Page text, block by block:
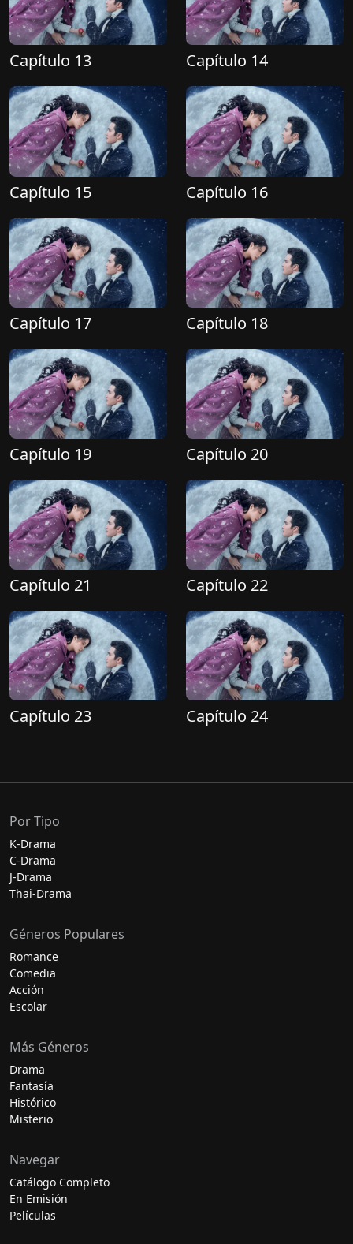
Capítulo 13 Capítulo 14
Capítulo 15 Capítulo 16
Capítulo 17 Capítulo 18
Capítulo 19 Capítulo 20
Capítulo 21 Capítulo 22
Capítulo 23 Capítulo 24
Por Tipo
K-Drama
C-Drama
J-Drama
Thai-Drama
Géneros Populares
Romance
Comedia
Acción
Escolar
Más Géneros
Drama
Fantasía
Histórico
Misterio
Navegar
Catálogo Completo
En Emisión
Películas